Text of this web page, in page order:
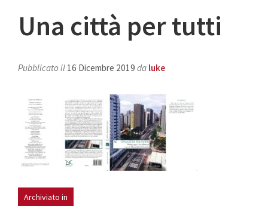
sociale
Una città per tutti
Pubblicato il 16 Dicembre 2019 da luke
Archiviato in